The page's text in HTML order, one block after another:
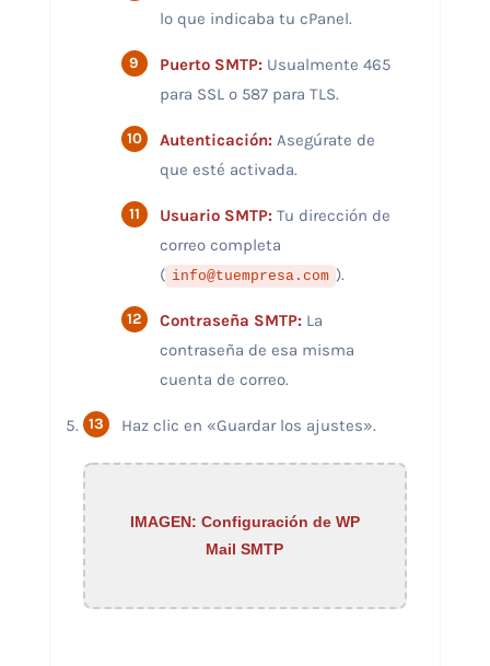
lo que indicaba tu cPanel.
Puerto SMTP:Usualmente 465
para SSL o 587 para TLS.
Autenticación:Asegúrate de
que esté activada.
Usuario SMTP:Tu dirección de
correo completa
( info@tuempresa.com ).
Contraseña SMTP:La
contraseña de esa misma
cuenta de correo.
Haz clic en «Guardar los ajustes».
IMAGEN: Configuración de WP
Mail SMTP